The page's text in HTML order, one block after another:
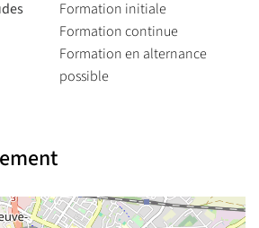
Formation initiale
Formation continue
Formation en alternance
possible